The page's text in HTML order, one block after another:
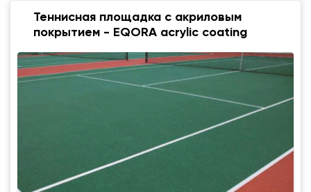
Теннисная площадка с акриловым
покрытием - EQORA acrylic coating